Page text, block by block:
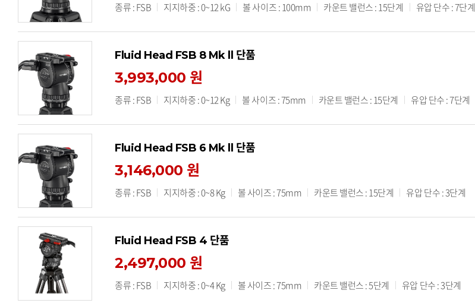
종류 : FSB 지지하중 : 0~12 kG 볼 사이즈 : 100mm 카운트 밸런스 : 15단계 유압 단수 : 7단계
Fluid Head FSB 8 Mk ll 단품
3,993,000 원
종류 : FSB 지지하중 : 0~12 Kg 볼 사이즈 : 75mm 카운트 밸런스 : 15단계 유압 단수 : 7단계
Fluid Head FSB 6 Mk ll 단품
3,146,000 원
종류 : FSB 지지하중 : 0~8 Kg 볼 사이즈 : 75mm 카운트 밸런스 : 15단계 유압 단수 : 3단계
Fluid Head FSB 4 단품
2,497,000 원
종류 : FSB 지지하중 : 0~4 Kg 볼 사이즈 : 75mm 카운트 밸런스 : 5단계 유압 단수 : 3단계